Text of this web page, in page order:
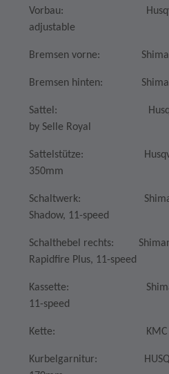
Vorbau: Husqvarna
adjustable
Bremsen vorne: Shimano
Bremsen hinten: Shimano
Sattel: Husqvarna
by Selle Royal
Sattelstütze:
350mm
Schaltwerk: Shimano
Shadow, 11-speed
Schalthebel rechts:
Rapidfire Plus, 11-speed
Kassette: Shimano
11-speed
Kette: KMC
Kurbelgarnitur: